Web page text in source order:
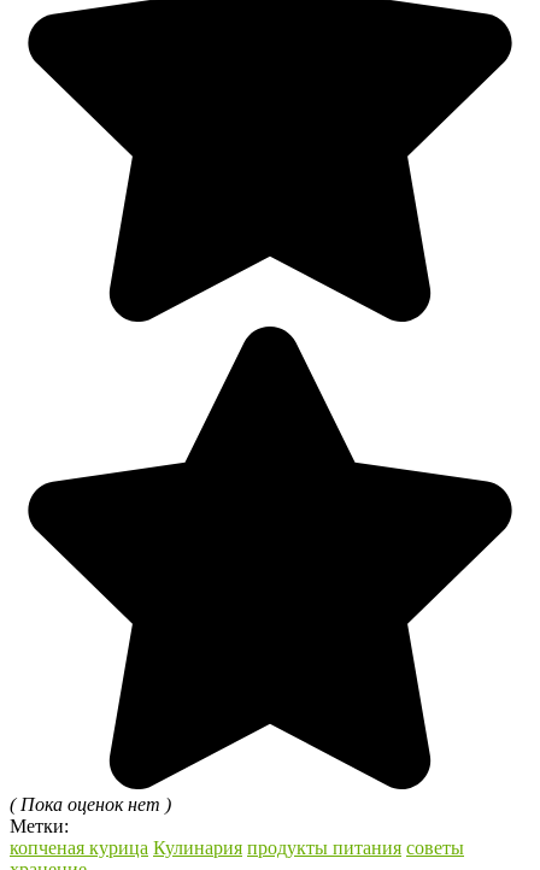
( Пока оценок нет )
Метки:
копченая курица Кулинария продукты питания советы